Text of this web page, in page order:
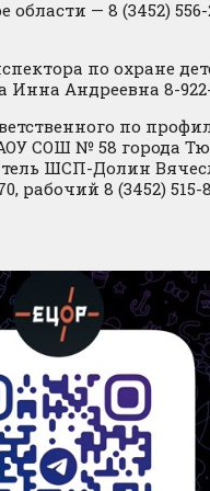
области — 8 (3452) 556-
по охране
Инна Андреевна 8-
по
СОШ № 58 города
ШСП-Долин
рабочий 8 (3452) 515-